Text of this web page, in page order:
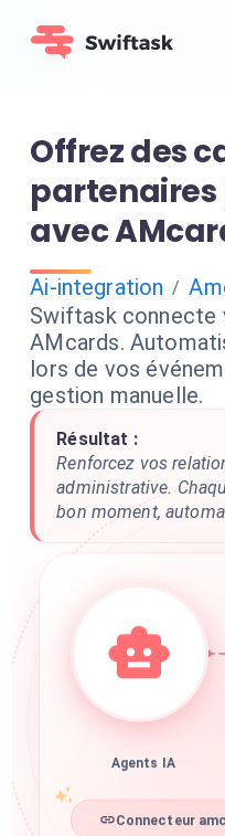
Offrez des
partenaires
avec
Ai-integration /
Swiftask connecte
AMcards.
lors de vos
gestion manuelle.
Résultat :
Renforcez vos
administrative.
bon moment,
Agents IA
Connecteur